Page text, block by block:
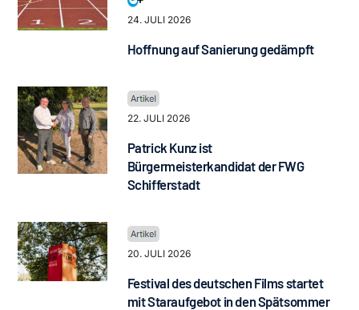
24. JULI 2026
Hoffnung auf Sanierung gedämpft
22. JULI 2026
Patrick Kunz ist
Bürgermeisterkandidat der FWG
Schifferstadt
20. JULI 2026
Festival des deutschen Films startet
mit Staraufgebot in den Spätsommer